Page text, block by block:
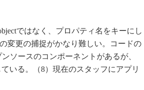
ではなく、プロパティ名をキーにし
変更の捕捉がかなり難しい。コードの
ソースのコンポーネントがあるが、
いる。（8）現在のスタッフにアプリ